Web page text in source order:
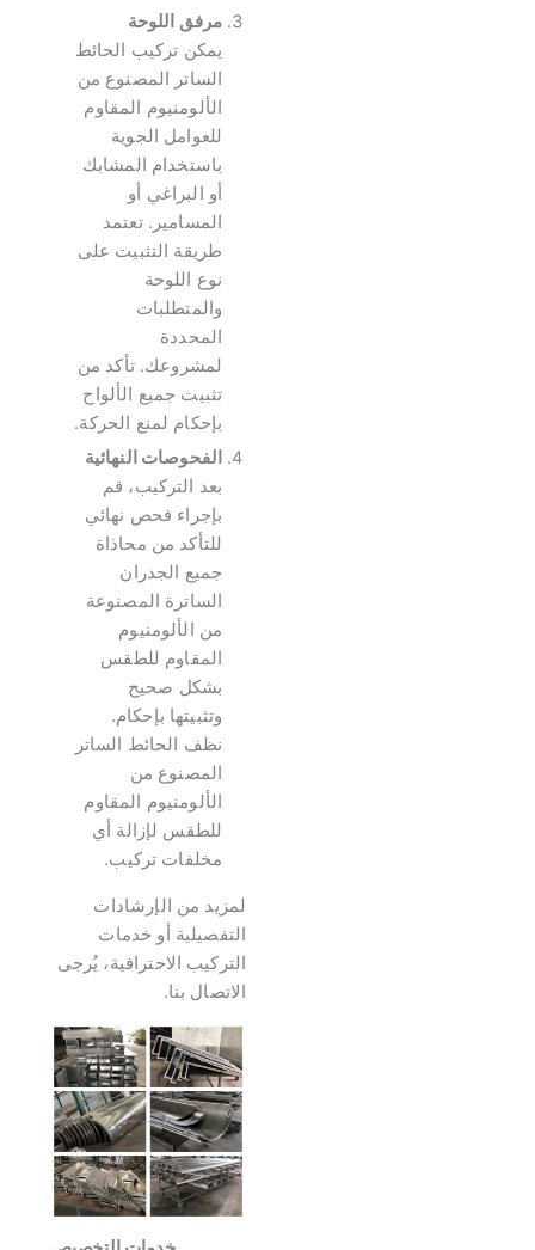
مرفق اللوحة
يمكن تركيب الحائط
الساتر المصنوع من
الألومنيوم المقاوم
للعوامل الجوية
باستخدام المشابك
أو البراغي أو
المسامير. تعتمد
طريقة التثبيت على
نوع اللوحة
والمتطلبات
المحددة
لمشروعك. تأكد من
تثبيت جميع الألواح
بإحكام لمنع الحركة.
الفحوصات النهائية
بعد التركيب، قم
بإجراء فحص نهائي
للتأكد من محاذاة
جميع الجدران
الساترة المصنوعة
من الألومنيوم
المقاوم للطقس
بشكل صحيح
وتثبيتها بإحكام.
نظف الحائط الساتر
المصنوع من
الألومنيوم المقاوم
للطقس لإزالة أي
مخلفات تركيب.
لمزيد من الإرشادات
التفصيلية أو خدمات
التركيب الاحترافية، يُرجى
الاتصال بنا.